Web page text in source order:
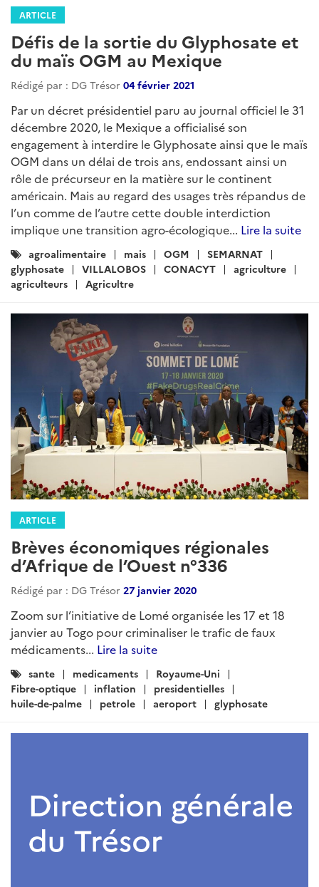
ARTICLE
Défis de la sortie du Glyphosate et
du maïs OGM au Mexique
Rédigé par : DG Trésor 04 février 2021
Par un décret présidentiel paru au journal officiel le 31
décembre 2020, le Mexique a officialisé son
engagement à interdire le Glyphosate ainsi que le maïs
OGM dans un délai de trois ans, endossant ainsi un
rôle de précurseur en la matière sur le continent
américain. Mais au regard des usages très répandus de
l’un comme de l’autre cette double interdiction
implique une transition agro-écologique... Lire la suite
Catégories
:
agroalimentaire mais OGM
SEMARNAT
glyphosate
VILLALOBOS CONACYT
agriculture
agriculteurs
Agricultre
ARTICLE
Brèves économiques régionales
d’Afrique de l’Ouest n°336
Rédigé par : DG Trésor 27 janvier 2020
Zoom sur l’initiative de Lomé organisée les 17 et 18
janvier au Togo pour criminaliser le trafic de faux
médicaments... Lire la suite
Catégories
:
sante medicaments
Royaume-Uni
Fibre-optique
inflation
presidentielles
huile-de-palme
petrole aeroport glyphosate